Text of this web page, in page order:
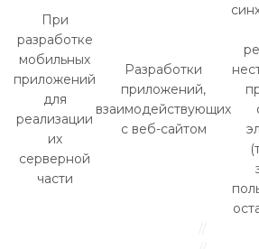
При
разработке
мобильных
приложений
для
реализации
их
серверной
части
Разработки
приложений,
взаимодействующих
с веб-сайтом